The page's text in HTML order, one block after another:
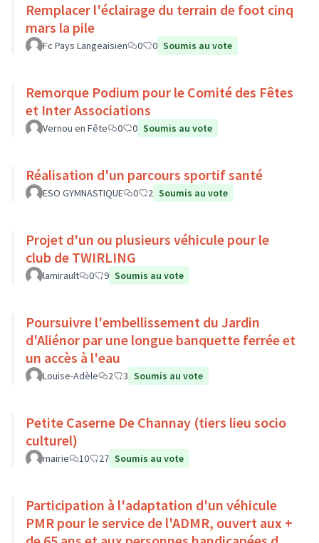
Remplacer l'éclairage du terrain de foot cinq
mars la pile
Fc Pays Langeaisien 0 0 Soumis au vote
Remorque Podium pour le Comité des Fêtes
et Inter Associations
Vernou en Fête 0 0 Soumis au vote
Réalisation d'un parcours sportif santé
ESO GYMNASTIQUE 0 2 Soumis au vote
Projet d'un ou plusieurs véhicule pour le
club de TWIRLING
lamirault 0 9 Soumis au vote
Poursuivre l'embellissement du Jardin
d'Aliénor par une longue banquette ferrée et
un accès à l'eau
Louise-Adèle 2 3 Soumis au vote
Petite Caserne De Channay (tiers lieu socio
culturel)
mairie 10 27 Soumis au vote
Participation à l'adaptation d'un véhicule
PMR pour le service de l'ADMR, ouvert aux +